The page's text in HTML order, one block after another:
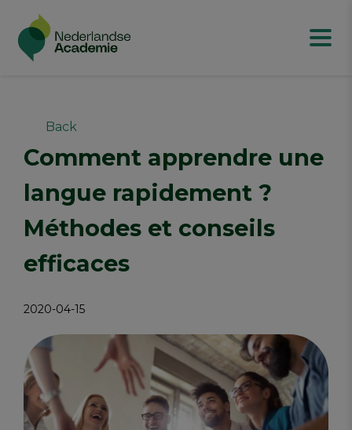
Back
Comment apprendre une
langue rapidement ?
Méthodes et conseils
efficaces
2020-04-15